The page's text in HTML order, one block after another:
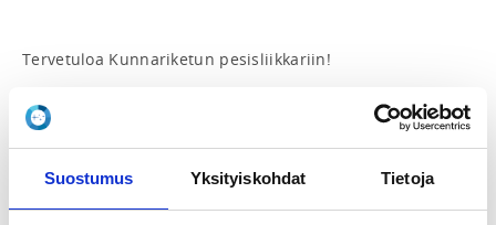
Suostumus Yksityiskohdat Tietoja
Tervetuloa Kunnariketun pesisliikkariin!
Liikkari kokoontuu kerran viiikossa tiistaisin klo 17.30-
18.15
Kunnariketun pesisliikkarissa kannustetaan lapsia
aktiivisuuteen ilon ja onnistumisten kautta.